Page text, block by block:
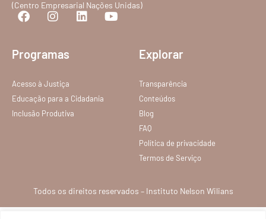
(Centro Empresarial Nações Unidas)
Programas
Acesso à Justiça
Educação para a Cidadania
Inclusão Produtiva
Explorar
Transparência
Conteúdos
Blog
FAQ
Política de privacidade
Termos de Serviço
Todos os direitos reservados – Instituto Nelson Wilians